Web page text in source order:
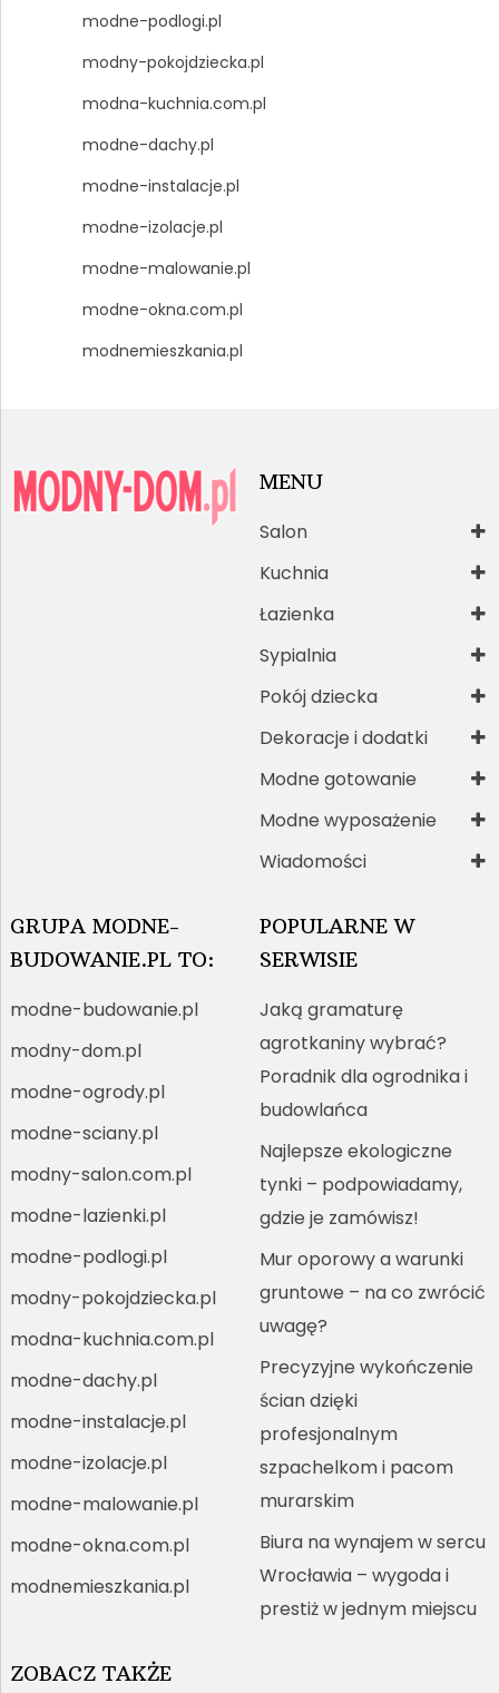
modne-podlogi.pl
modny-pokojdziecka.pl
modna-kuchnia.com.pl
modne-dachy.pl
modne-instalacje.pl
modne-izolacje.pl
modne-malowanie.pl
modne-okna.com.pl
modnemieszkania.pl
MENU
Salon
Kuchnia
Łazienka
Sypialnia
Pokój dziecka
Dekoracje i dodatki
Modne gotowanie
Modne wyposażenie
Wiadomości
GRUPA MODNE-
BUDOWANIE.PL TO:
modne-budowanie.pl
modny-dom.pl
modne-ogrody.pl
modne-sciany.pl
modny-salon.com.pl
modne-lazienki.pl
modne-podlogi.pl
modny-pokojdziecka.pl
modna-kuchnia.com.pl
modne-dachy.pl
modne-instalacje.pl
modne-izolacje.pl
modne-malowanie.pl
modne-okna.com.pl
modnemieszkania.pl
POPULARNE W
SERWISIE
Jaką gramaturę
agrotkaniny wybrać?
Poradnik dla ogrodnika i
budowlańca
Najlepsze ekologiczne
tynki – podpowiadamy,
gdzie je zamówisz!
Mur oporowy a warunki
gruntowe – na co zwrócić
uwagę?
Precyzyjne wykończenie
ścian dzięki
profesjonalnym
szpachelkom i pacom
murarskim
Biura na wynajem w sercu
Wrocławia – wygoda i
prestiż w jednym miejscu
ZOBACZ TAKŻE